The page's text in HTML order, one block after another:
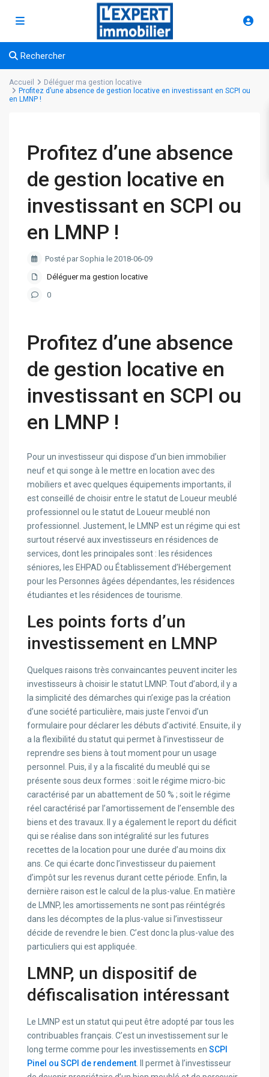
Rechercher
Accueil
Déléguer ma gestion locative
Profitez d’une absence de gestion locative en investissant en SCPI ou
en LMNP !
Profitez d’une absence
de gestion locative en
investissant en SCPI ou
en LMNP !
Posté par Sophia le 2018-06-09
Déléguer ma gestion locative
0
Profitez d’une absence
de gestion locative en
investissant en SCPI ou
en LMNP !
Pour un investisseur qui dispose d’un bien immobilier
neuf et qui songe à le mettre en location avec des
mobiliers et avec quelques équipements importants, il
est conseillé de choisir entre le statut de Loueur meublé
professionnel ou le statut de Loueur meublé non
professionnel. Justement, le LMNP est un régime qui est
surtout réservé aux investisseurs en résidences de
services, dont les principales sont : les résidences
séniores, les EHPAD ou Établissement d’Hébergement
pour les Personnes âgées dépendantes, les résidences
étudiantes et les résidences de tourisme.
Les points forts d’un
investissement en LMNP
Quelques raisons très convaincantes peuvent inciter les
investisseurs à choisir le statut LMNP. Tout d’abord, il y a
la simplicité des démarches qui n’exige pas la création
d’une société particulière, mais juste l’envoi d’un
formulaire pour déclarer les débuts d’activité. Ensuite, il y
a la flexibilité du statut qui permet à l’investisseur de
reprendre ses biens à tout moment pour un usage
personnel. Puis, il y a la fiscalité du meublé qui se
présente sous deux formes : soit le régime micro-bic
caractérisé par un abattement de 50 % ; soit le régime
réel caractérisé par l’amortissement de l’ensemble des
biens et des travaux. Il y a également le report du déficit
qui se réalise dans son intégralité sur les futures
recettes de la location pour une durée d’au moins dix
ans. Ce qui écarte donc l’investisseur du paiement
d’impôt sur les revenus durant cette période. Enfin, la
dernière raison est le calcul de la plus-value. En matière
de LMNP, les amortissements ne sont pas réintégrés
dans les décomptes de la plus-value si l’investisseur
décide de revendre le bien. C’est donc la plus-value des
particuliers qui est appliquée.
LMNP, un dispositif de
défiscalisation intéressant
Le LMNP est un statut qui peut être adopté par tous les
contribuables français. C’est un investissement sur le
long terme comme pour les investissements enSCPI
Pinel ou SCPI de rendement . Il permet à l’investisseur